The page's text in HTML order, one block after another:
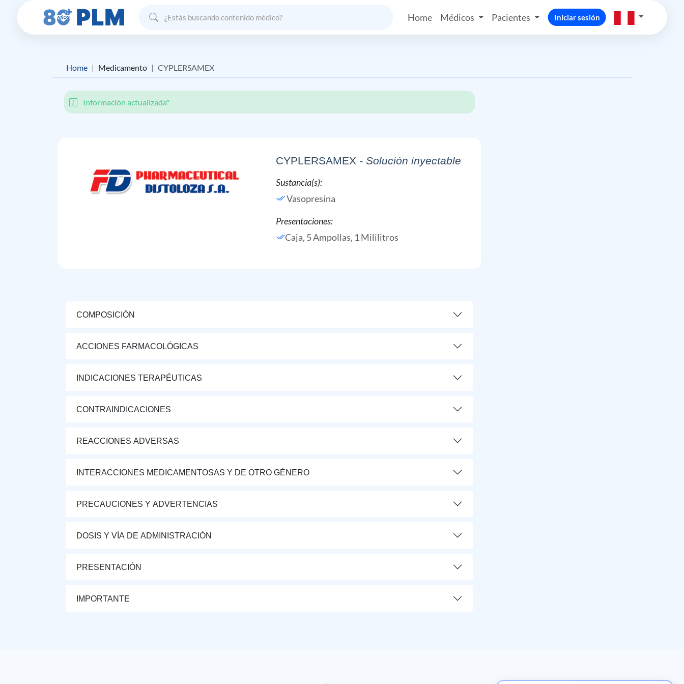
Home Médicos Pacientes Iniciar sesión
Home Medicamento CYPLERSAMEX
Información actualizada*
CYPLERSAMEX - Solución inyectable
Sustancia(s):
Vasopresina
Presentaciones:
Caja, 5 Ampollas, 1 Mililitros
COMPOSICIÓN
ACCIONES FARMACOLÓGICAS
INDICACIONES TERAPÉUTICAS
CONTRAINDICACIONES
REACCIONES ADVERSAS
INTERACCIONES MEDICAMENTOSAS Y DE OTRO GÉNERO
PRECAUCIONES Y ADVERTENCIAS
DOSIS Y VÍA DE ADMINISTRACIÓN
PRESENTACIÓN
IMPORTANTE